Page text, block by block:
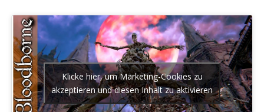
Klicke hier, um Marketing-Cookies zu
akzeptieren und diesen Inhalt zu aktivieren